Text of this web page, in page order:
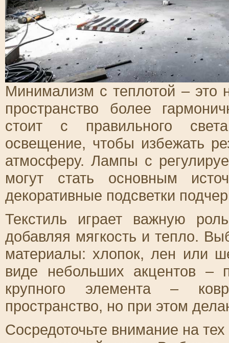
Минимализм с теплотой – это
пространство более
стоит с правильного
освещение, чтобы избежать
атмосферу. Лампы с
могут стать основным
декоративные подсветки
Текстиль играет важную
добавляя мягкость и тепло.
материалы: хлопок, лен или
виде небольших акцентов
крупного элемента –
пространство, но при этом
Сосредоточьте внимание на